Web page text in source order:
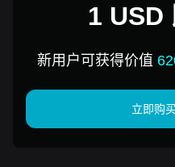
1 USD
新用户可获得价值
立即购